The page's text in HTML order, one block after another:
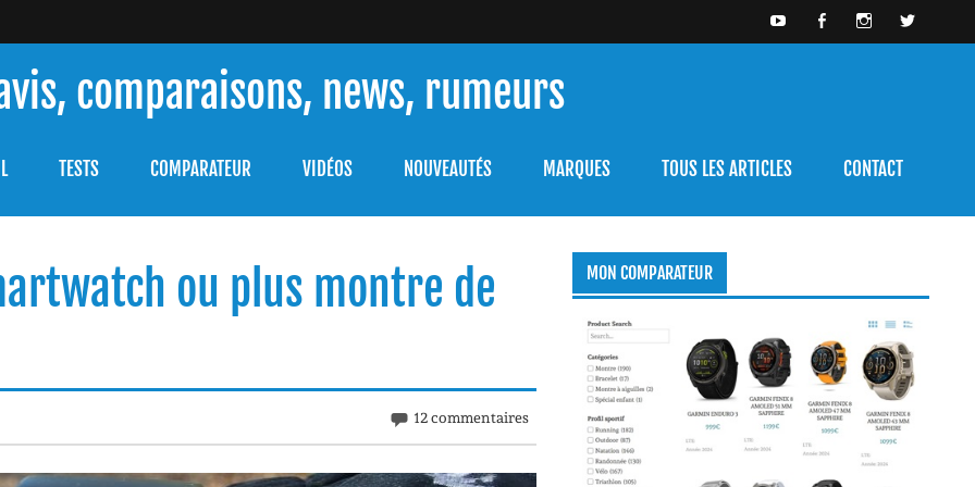
comparaisons, news, rumeurs
TESTS COMPARATEUR VIDÉOS NOUVEAUTÉS MARQUES TOUS LES ARTICLES CONTACT
ou plus montre de
12 commentaires
MON COMPARATEUR